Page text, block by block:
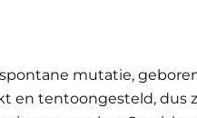
mutatie,
en tentoongesteld, dus